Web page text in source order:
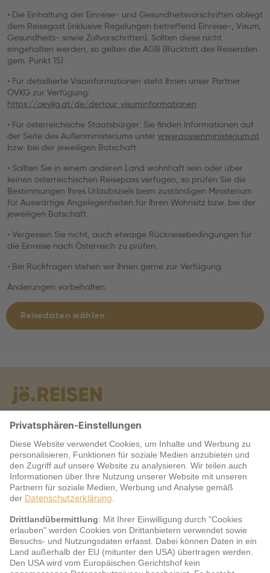
• Die Einhaltung der Einreise- und Gesundheitsvorschriften obliegt
dem Reisegast (inklusive Regelungen betreffend Einreise-, Visum,
Gesundheits- sowie Zollvorschriften). Sollten diese nicht
eingehalten werden, so gelten die AGB (Rücktritt des Reisenden
gem. Punkt 15).
• Für detaillierte Visainformationen steht Ihnen unser Partner
ÖVKG zur Verfügung:
https://oevkg.at/de/dertour_visuminformationen
• Für österreichische Staatsbürger: Sie finden Informationen auf
der Seite des Außenministeriums unter www.aussenministerium.at
bzw. bei der jeweiligen Botschaft.
• Sollten Sie in einem anderen Land wohnhaft sein oder über
keinen österreichischen Reisepass verfügen, so prüfen Sie die
Bestimmungen Ihres Urlaubsziels beim zuständigen Ministerium
für Auswärtige Angelegenheiten für Ihren Wohnsitz bzw. bei der
jeweiligen Botschaft.
• Vergessen Sie nicht, auch etwaige Rückreisebedingungen für
die Einreise nach Österreich zu prüfen.
• Bei Rückfragen stehen wir Ihnen gerne zur Verfügung.
Änderungen vorbehalten.
Reisedaten wählen
Warum jö?
Service
jö Bonus Club Partner